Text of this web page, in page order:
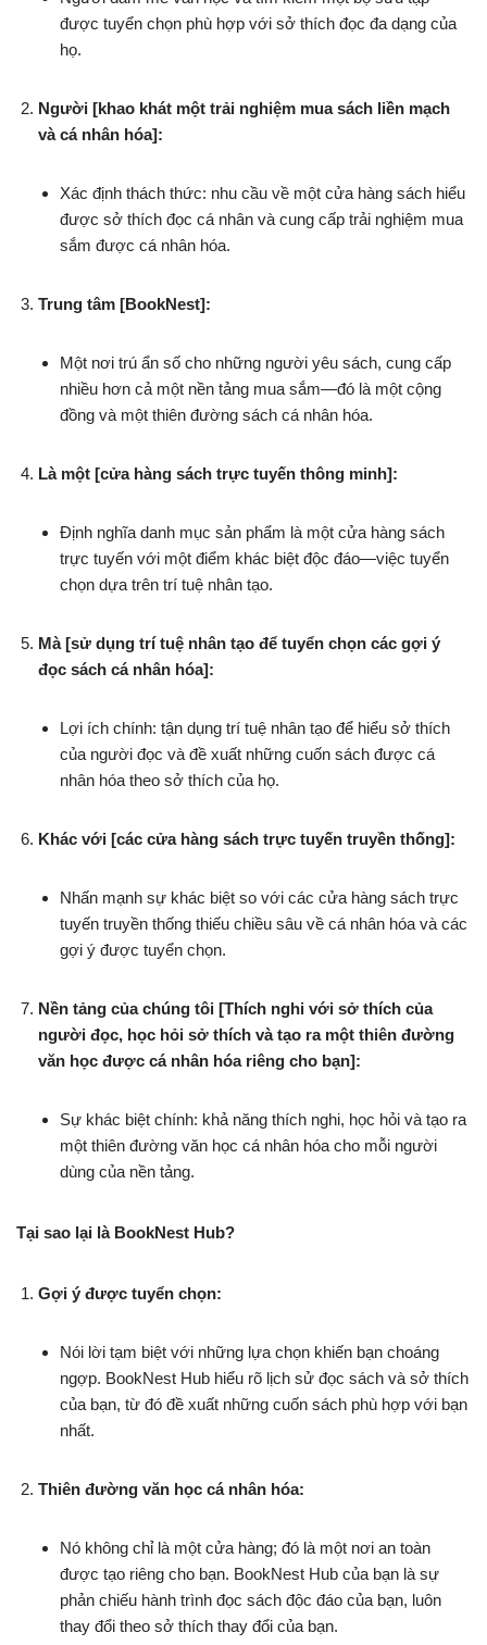
được tuyển chọn phù hợp với sở thích đọc đa dạng của
họ.
Người [khao khát một trải nghiệm mua sách liền mạch
và cá nhân hóa]:
Xác định thách thức: nhu cầu về một cửa hàng sách hiểu
được sở thích đọc cá nhân và cung cấp trải nghiệm mua
sắm được cá nhân hóa.
Trung tâm [BookNest]:
Một nơi trú ẩn số cho những người yêu sách, cung cấp
nhiều hơn cả một nền tảng mua sắm—đó là một cộng
đồng và một thiên đường sách cá nhân hóa.
Là một [cửa hàng sách trực tuyến thông minh]:
Định nghĩa danh mục sản phẩm là một cửa hàng sách
trực tuyến với một điểm khác biệt độc đáo—việc tuyển
chọn dựa trên trí tuệ nhân tạo.
Mà [sử dụng trí tuệ nhân tạo để tuyển chọn các gợi ý
đọc sách cá nhân hóa]:
Lợi ích chính: tận dụng trí tuệ nhân tạo để hiểu sở thích
của người đọc và đề xuất những cuốn sách được cá
nhân hóa theo sở thích của họ.
Khác với [các cửa hàng sách trực tuyến truyền thống]:
Nhấn mạnh sự khác biệt so với các cửa hàng sách trực
tuyến truyền thống thiếu chiều sâu về cá nhân hóa và các
gợi ý được tuyển chọn.
Nền tảng của chúng tôi [Thích nghi với sở thích của
người đọc, học hỏi sở thích và tạo ra một thiên đường
văn học được cá nhân hóa riêng cho bạn]:
Sự khác biệt chính: khả năng thích nghi, học hỏi và tạo ra
một thiên đường văn học cá nhân hóa cho mỗi người
dùng của nền tảng.
Tại sao lại là BookNest Hub?
Gợi ý được tuyển chọn:
Nói lời tạm biệt với những lựa chọn khiến bạn choáng
ngợp. BookNest Hub hiểu rõ lịch sử đọc sách và sở thích
của bạn, từ đó đề xuất những cuốn sách phù hợp với bạn
nhất.
Thiên đường văn học cá nhân hóa:
Nó không chỉ là một cửa hàng; đó là một nơi an toàn
được tạo riêng cho bạn. BookNest Hub của bạn là sự
phản chiếu hành trình đọc sách độc đáo của bạn, luôn
thay đổi theo sở thích thay đổi của bạn.